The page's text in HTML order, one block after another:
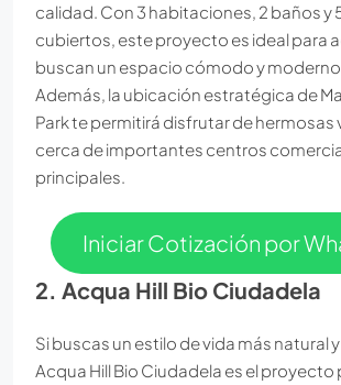
calidad. Con 3 habitaciones, 2 baños y
cubiertos, este proyecto es ideal para
buscan un espacio cómodo y moderno
Además, la ubicación estratégica de
Park te permitirá disfrutar de hermosas
cerca de importantes centros
principales.
Iniciar Cotización por
2. Acqua Hill Bio Ciudadela
Si buscas un estilo de vida más natural
Acqua Hill Bio Ciudadela es el